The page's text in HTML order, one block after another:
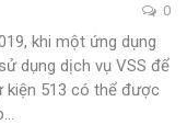
0
khi một ứng dụng
dụng dịch vụ VSS để
kiện 513 có thể được